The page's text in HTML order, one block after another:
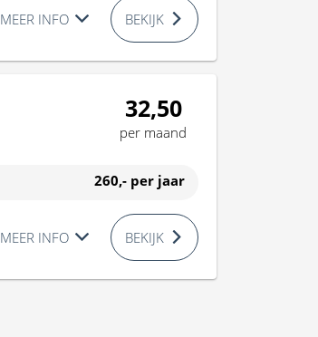
MEER INFO BEKIJK
32,50
per maand
260,- per jaar
MEER INFO BEKIJK